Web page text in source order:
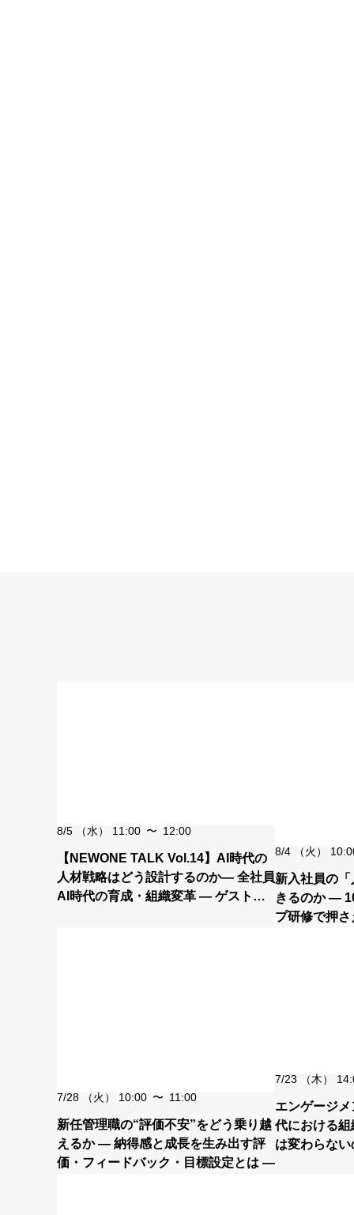
8/5 （水） 11:00 〜 12:00
【NEWONE TALK Vol.14】AI時代の
人材戦略はどう設計するのか― 全社員
AI時代の育成・組織変革 ― ゲスト：
8/4 （火）
新入社員の
きるのか ―
プ研修で押
7/28 （火） 10:00 〜 11:00
新任管理職の“評価不安”をどう乗り越
えるか ― 納得感と成長を生み出す評
価・フィードバック・目標設定とは ―
7/23 （木）
エンゲージ
代における
は変わらな